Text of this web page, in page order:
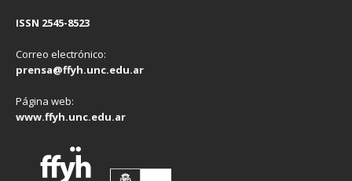
ISSN 2545-8523
Correo electrónico:
prensa@ffyh.unc.edu.ar
Página web:
www.ffyh.unc.edu.ar